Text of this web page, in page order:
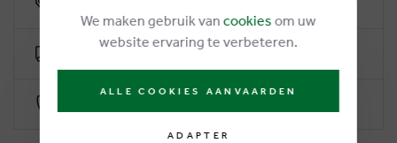
Livraison gratuite dès €50
We maken gebruik van cookies om uw
website ervaring te verbeteren.
ALLE COOKIES AANVAARDEN
ADAPTER